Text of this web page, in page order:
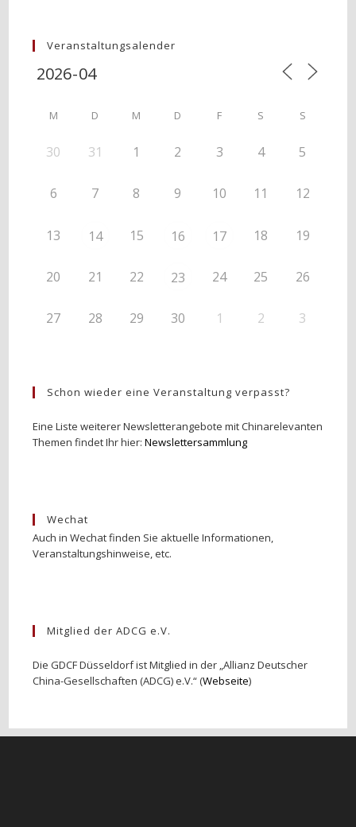
Veranstaltungsalender
M D M D F S S
30 31 1 2 3 4 5
6 7 8 9 10 11 12
13 14 15 16 17 18 19
20 21 22 23 24 25 26
27 28 29 30 1 2 3
Schon wieder eine Veranstaltung verpasst?
Eine Liste weiterer Newsletterangebote mit Chinarelevanten
Themen findet Ihr hier:Newslettersammlung
Wechat
Auch in Wechat finden Sie aktuelle Informationen,
Veranstaltungshinweise, etc.
Mitglied der ADCG e.V.
Die GDCF Düsseldorf ist Mitglied in der „Allianz Deutscher
China-Gesellschaften (ADCG) e.V.“ (Webseite)